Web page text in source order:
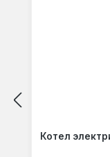
Котел